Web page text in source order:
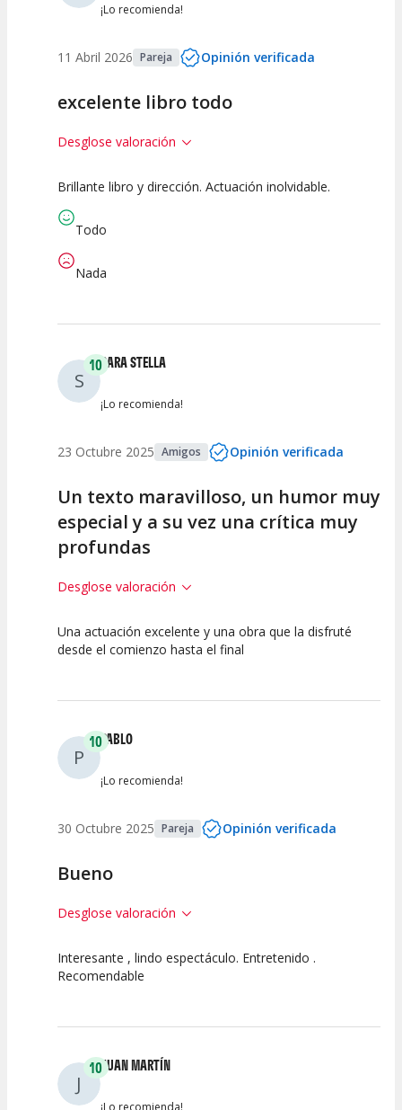
¡Lo recomienda!
11 Abril 2026 Pareja Opinión verificada
excelente libro todo
Desglose valoración
10
Calidad del
Espectáculo
10 10
Brillante libro y dirección. Actuación inolvidable.
Todo
Nada
S
10SARA STELLA
¡Lo recomienda!
23 Octubre 2025 Amigos Opinión verificada
Un texto maravilloso, un humor muy
especial y a su vez una crítica muy
profundas
Desglose valoración
10 10 10
Una actuación excelente y una obra que la disfruté
desde el comienzo hasta el final
P
10PABLO
¡Lo recomienda!
30 Octubre 2025 Pareja Opinión verificada
Bueno
Desglose valoración
10 10 10
Interesante , lindo espectáculo. Entretenido .
Recomendable
J
10JUAN MARTÍN
¡Lo recomienda!